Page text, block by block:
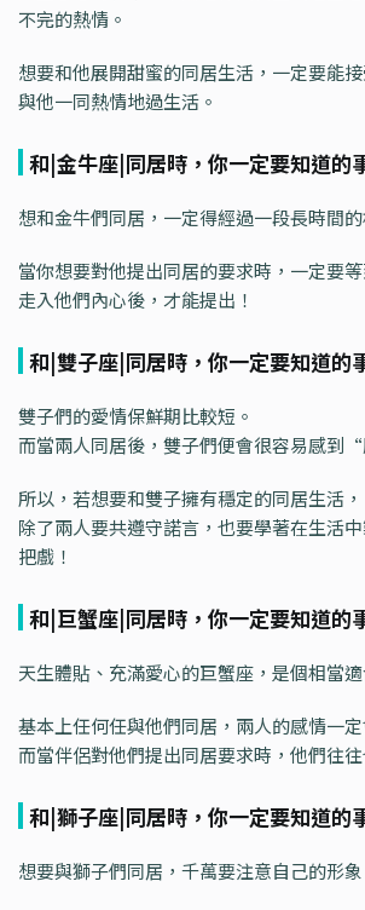
不完的熱情。
想要和他展開甜蜜的同居生活，一定要能
與他一同熱情地過生活。
和|金牛座|同居時，你一定要知道的
想和金牛們同居，一定得經過一段長時間的
當你想要對他提出同居的要求時，一定要
走入他們內心後，才能提出！
和|雙子座|同居時，你一定要知道的
雙子們的愛情保鮮期比較短。
而當兩人同居後，雙子們便會很容易感到
所以，若想要和雙子擁有穩定的同居生活，
除了兩人要共遵守諾言，也要學著在生活
把戲！
和|巨蟹座|同居時，你一定要知道的
天生體貼、充滿愛心的巨蟹座，是個相當
基本上任何任與他們同居，兩人的感情一定
而當伴侶對他們提出同居要求時，他們往往
和|獅子座|同居時，你一定要知道的
想要與獅子們同居，千萬要注意自己的形象